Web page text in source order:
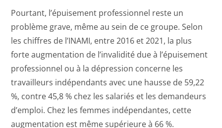
Pourtant, l’épuisement professionnel reste un
problème grave, même au sein de ce groupe. Selon
les chiffres de l’INAMI, entre 2016 et 2021, la plus
forte augmentation de l’invalidité due à l’épuisement
professionnel ou à la dépression concerne les
travailleurs indépendants avec une hausse de 59,22
%, contre 45,8 % chez les salariés et les demandeurs
d’emploi. Chez les femmes indépendantes, cette
augmentation est même supérieure à 66 %.